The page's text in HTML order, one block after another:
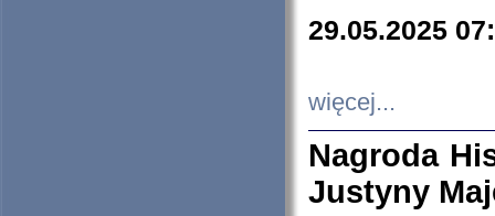
29.05.2025
więcej...
Nagroda
Justyny